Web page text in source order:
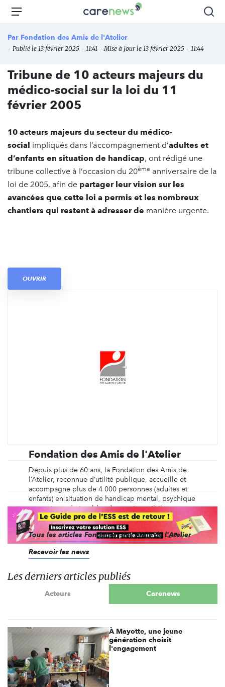
Aller
principal
Carenews,
média
des
de
l'engagement
Menu
Par Fondation des Amis de l'Atelier
- Publié le 13 février 2025 - 11:41 - Mise à jour le 13 février 2025 - 11:44
Tribune de 10 acteurs majeurs du
médico-social sur la loi du 11
février 2005
10 acteurs majeurs du secteur du médico-
social impliqués dans l’accompagnement d’adultes et
d’enfants en situation de handicap, ont rédigé une
tribune collective à l’occasion du 20ème anniversaire de la
loi de 2005, afin de partager leur vision sur les
avancées que cette loi a permis et les nombreux
chantiers qui restent à adresser de manière urgente.
OUVRIR
Fondation des Amis de l'Atelier
Depuis plus de 60 ans, la Fondation des Amis de
l’Atelier, reconnue d’utilité publique, accueille et
accompagne plus de 4 000 personnes (adultes et
enfants) en situation de handicap mental, psychique
ou porteurs de troubles du spectre autistique, au
sein de ses 100 établissements, services et ...
Tous les articles Fondation des Amis de l'Atelier
Recevoir les news
Les derniers articles publiés
Acteurs Carenews
À Mayotte, une jeune
génération choisit
l'engagement